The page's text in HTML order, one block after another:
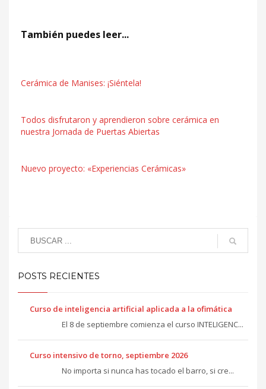
También puedes leer...
Cerámica de Manises: ¡Siéntela!
Todos disfrutaron y aprendieron sobre cerámica en
nuestra Jornada de Puertas Abiertas
Nuevo proyecto: «Experiencias Cerámicas»
POSTS RECIENTES
Curso de inteligencia artificial aplicada a la ofimática
El 8 de septiembre comienza el curso INTELIGENC...
Curso intensivo de torno, septiembre 2026
No importa si nunca has tocado el barro, si cre...